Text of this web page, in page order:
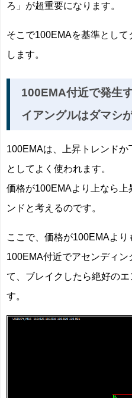
ろ」が超重要になります。
そこで100EMAを基準とし
します。
100EMA付近で発生
イアングルはダマシ
100EMAは、上昇トレンド
としてよく使われます。
価格が100EMAより上なら
ンドと考えるのです。
ここで、価格が100EMAより
100EMA付近でアセンディ
て、ブレイクしたら絶好の
す。